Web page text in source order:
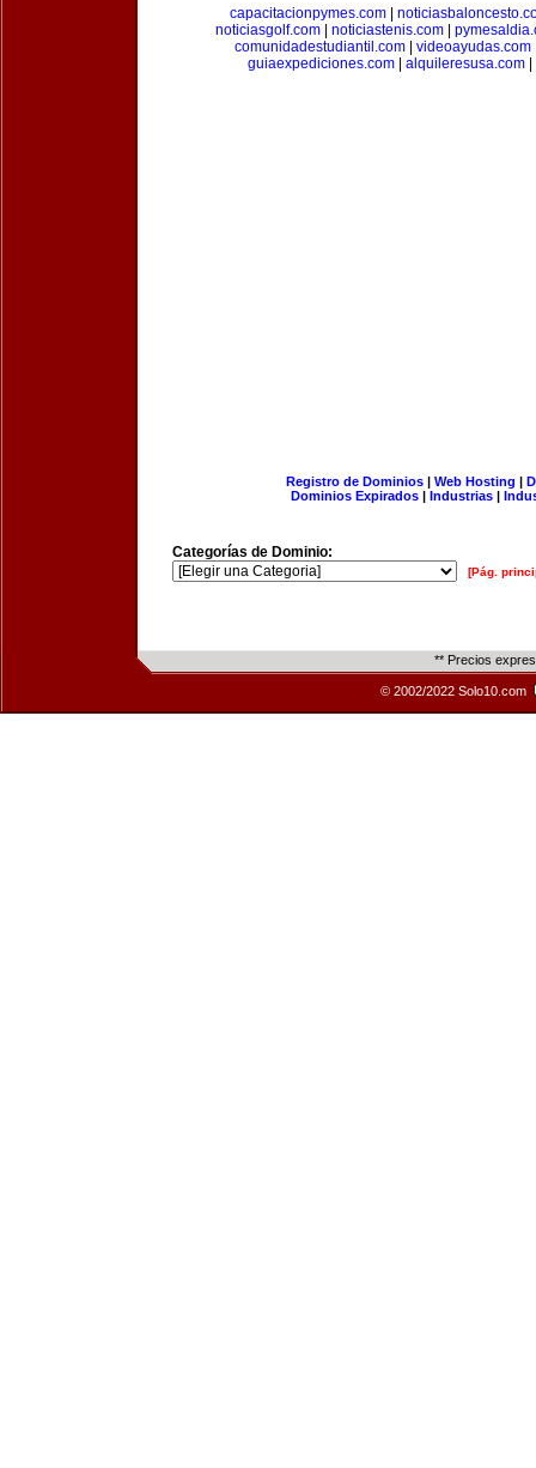
capacitacionpymes.com|
noticiasgolf.com| noticiastenis.com|
comunidadestudiantil.com| videoayudas.com
guiaexpediciones.com| alquileresusa.com|
Registro de Dominios| Web Hosting |
Dominios Expirados | Industrias |
Categorías de Dominio:
[Pág.
** Precios
© 2002/2022 Solo10.com